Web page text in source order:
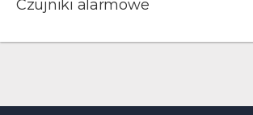
Czujniki alarmowe